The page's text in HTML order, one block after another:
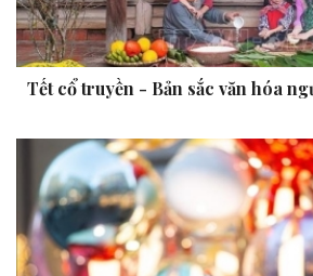
Tết cổ truyền - Bản sắc văn hóa